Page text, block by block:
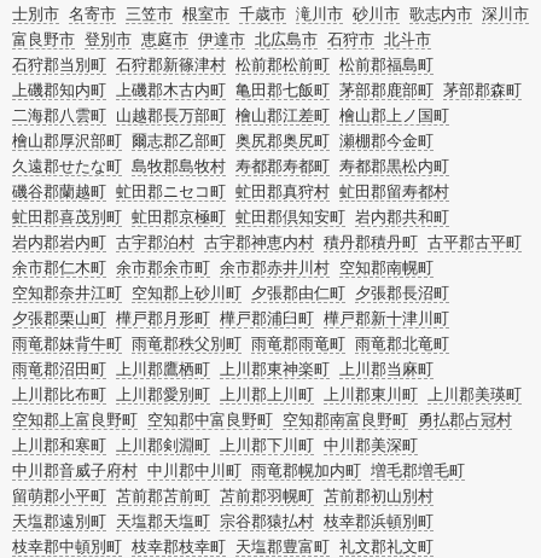
士別市 名寄市 三笠市 根室市 千歳市 滝川市 砂川市 歌志内市 深川市
富良野市 登別市 恵庭市 伊達市 北広島市 石狩市 北斗市
石狩郡当別町 石狩郡新篠津村 松前郡松前町 松前郡福島町
上磯郡知内町 上磯郡木古内町 亀田郡七飯町 茅部郡鹿部町 茅部郡森町
二海郡八雲町 山越郡長万部町 檜山郡江差町 檜山郡上ノ国町
檜山郡厚沢部町 爾志郡乙部町 奥尻郡奥尻町 瀬棚郡今金町
久遠郡せたな町 島牧郡島牧村 寿都郡寿都町 寿都郡黒松内町
磯谷郡蘭越町 虻田郡ニセコ町 虻田郡真狩村 虻田郡留寿都村
虻田郡喜茂別町 虻田郡京極町 虻田郡倶知安町 岩内郡共和町
岩内郡岩内町 古宇郡泊村 古宇郡神恵内村 積丹郡積丹町 古平郡古平町
余市郡仁木町 余市郡余市町 余市郡赤井川村 空知郡南幌町
空知郡奈井江町 空知郡上砂川町 夕張郡由仁町 夕張郡長沼町
夕張郡栗山町 樺戸郡月形町 樺戸郡浦臼町 樺戸郡新十津川町
雨竜郡妹背牛町 雨竜郡秩父別町 雨竜郡雨竜町 雨竜郡北竜町
雨竜郡沼田町 上川郡鷹栖町 上川郡東神楽町 上川郡当麻町
上川郡比布町 上川郡愛別町 上川郡上川町 上川郡東川町 上川郡美瑛町
空知郡上富良野町 空知郡中富良野町 空知郡南富良野町 勇払郡占冠村
上川郡和寒町 上川郡剣淵町 上川郡下川町 中川郡美深町
中川郡音威子府村 中川郡中川町 雨竜郡幌加内町 増毛郡増毛町
留萌郡小平町 苫前郡苫前町 苫前郡羽幌町 苫前郡初山別村
天塩郡遠別町 天塩郡天塩町 宗谷郡猿払村 枝幸郡浜頓別町
枝幸郡中頓別町 枝幸郡枝幸町 天塩郡豊富町 礼文郡礼文町